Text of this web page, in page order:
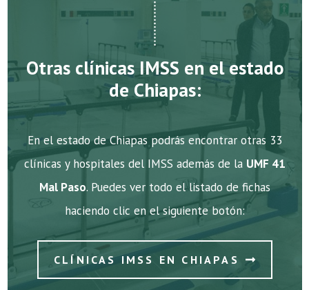
Otras clínicas IMSS en el estado
de Chiapas:
En el estado de Chiapas podrás encontrar otras 33
clínicas y hospitales del IMSS además de la UMF 41
Mal Paso. Puedes ver todo el listado de fichas
haciendo clic en el siguiente botón:
CLÍNICAS IMSS EN CHIAPAS